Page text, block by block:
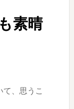
素晴
、思うこ